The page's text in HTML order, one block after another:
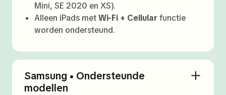
Mini, SE 2020 en XS).
Alleen iPads metWi-Fi + Cellular functie
worden ondersteund.
Samsung • Ondersteunde
modellen